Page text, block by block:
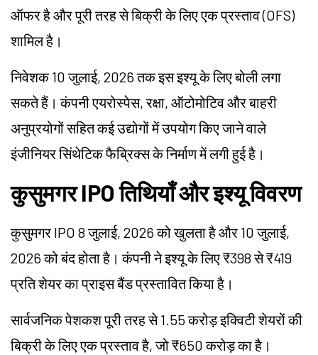
ऑफर है और पूरी तरह से बिक्री के लिए एक प्रस्ताव (OFS)
शामिल है।
निवेशक 10 जुलाई, 2026 तक इस इश्यू के लिए बोली लगा
सकते हैं। कंपनी एयरोस्पेस, रक्षा, ऑटोमोटिव और बाहरी
अनुप्रयोगों सहित कई उद्योगों में उपयोग किए जाने वाले
इंजीनियर सिंथेटिक फैब्रिक्स के निर्माण में लगी हुई है।
कुसुमगर IPO तिथियाँ और इश्यू विवरण
कुसुमगर IPO 8 जुलाई, 2026 को खुलता है और 10 जुलाई,
2026 को बंद होता है। कंपनी ने इश्यू के लिए ₹398 से ₹419
प्रति शेयर का प्राइस बैंड प्रस्तावित किया है।
सार्वजनिक पेशकश पूरी तरह से 1.55 करोड़ इक्विटी शेयरों की
बिक्री के लिए एक प्रस्ताव है, जो ₹650 करोड़ का है।